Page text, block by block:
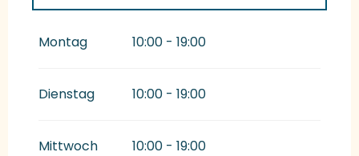
1 Juni 2026bis zum 30 Juni 2026
Montag 10:00 - 19:00
Dienstag 10:00 - 19:00
Mittwoch 10:00 - 19:00